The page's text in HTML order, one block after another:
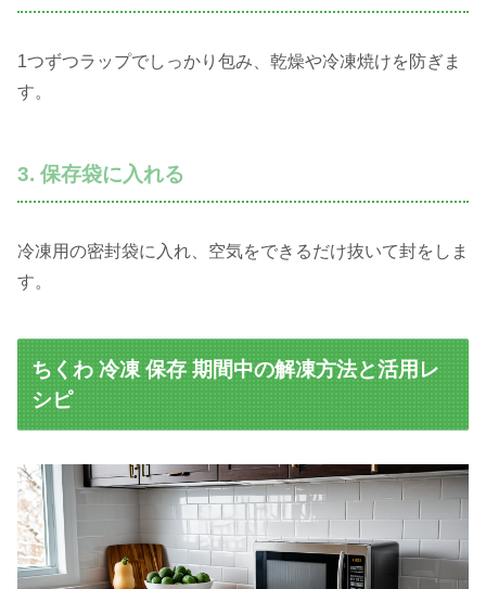
1つずつラップでしっかり包み、乾燥や冷凍焼けを防ぎま
す。
3. 保存袋に入れる
冷凍用の密封袋に入れ、空気をできるだけ抜いて封をしま
す。
ちくわ 冷凍 保存 期間中の解凍方法と活用レ
シピ